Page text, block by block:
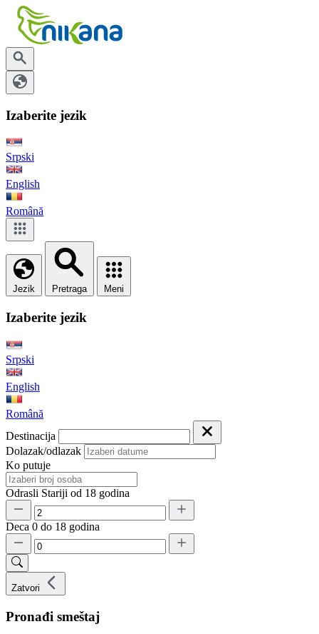
Izaberite jezik
Srpski
English
Română
Jezik Pretraga Meni
Izaberite jezik
Srpski
English
Română
Destinacija
Dolazak/odlazak
Ko putuje
Odrasli Stariji od 18 godina
Deca 0 do 18 godina
Zatvori
Pronađi smeštaj